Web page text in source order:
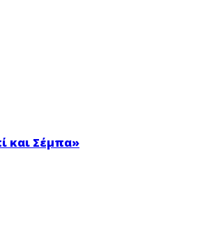
και Σέμπα»